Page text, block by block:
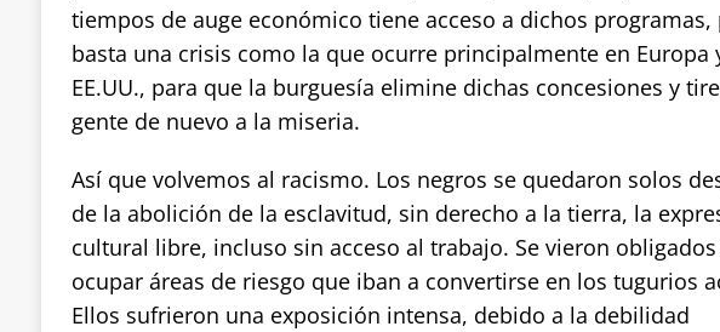
tiempos de auge económico tiene acceso a dichos programas,
basta una crisis como la que ocurre principalmente en Europa
EE.UU., para que la burguesía elimine dichas concesiones y
gente de nuevo a la miseria.
Así que volvemos al racismo. Los negros se quedaron solos
de la abolición de la esclavitud, sin derecho a la tierra, la
cultural libre, incluso sin acceso al trabajo. Se vieron obligados
ocupar áreas de riesgo que iban a convertirse en los tugurios
Ellos sufrieron una exposición intensa, debido a la debilidad